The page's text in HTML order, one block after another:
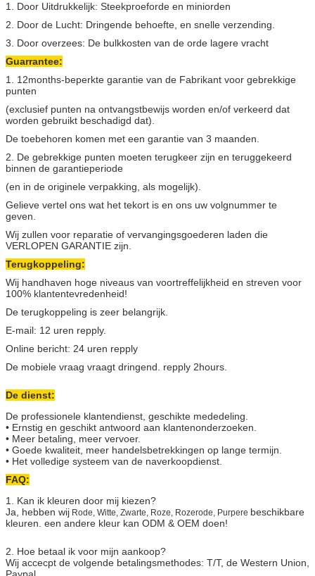
1. Door Uitdrukkelijk: Steekproeforde en miniorden
2. Door de Lucht: Dringende behoefte, en snelle verzending.
3. Door overzees: De bulkkosten van de orde lagere vracht
Guarrantee:
1. 12months-beperkte garantie van de Fabrikant voor gebrekkige
punten
(exclusief punten na ontvangstbewijs worden en/of verkeerd dat
worden gebruikt beschadigd dat).
De toebehoren komen met een garantie van 3 maanden.
2. De gebrekkige punten moeten terugkeer zijn en teruggekeerd
binnen de garantieperiode
(en in de originele verpakking, als mogelijk).
Gelieve vertel ons wat het tekort is en ons uw volgnummer te
geven.
Wij zullen voor reparatie of vervangingsgoederen laden die
VERLOPEN GARANTIE zijn.
Terugkoppeling:
Wij handhaven hoge niveaus van voortreffelijkheid en streven voor
100% klantentevredenheid!
De terugkoppeling is zeer belangrijk.
E-mail: 12 uren repply.
Online bericht: 24 uren repply
De mobiele vraag vraagt dringend. repply 2hours.
De dienst:
De professionele klantendienst, geschikte mededeling.
• Ernstig en geschikt antwoord aan klantenonderzoeken.
• Meer betaling, meer vervoer.
• Goede kwaliteit, meer handelsbetrekkingen op lange termijn.
• Het volledige systeem van de naverkoopdienst.
FAQ:
1. Kan ik kleuren door mij kiezen?
Ja, hebben wij Rode, Witte, Zwarte, Roze, Rozerode, Purpere beschikbare
kleuren. een andere kleur kan ODM & OEM doen!
2. Hoe betaal ik voor mijn aankoop?
Wij accecpt de volgende betalingsmethodes: T/T, de Western Union,